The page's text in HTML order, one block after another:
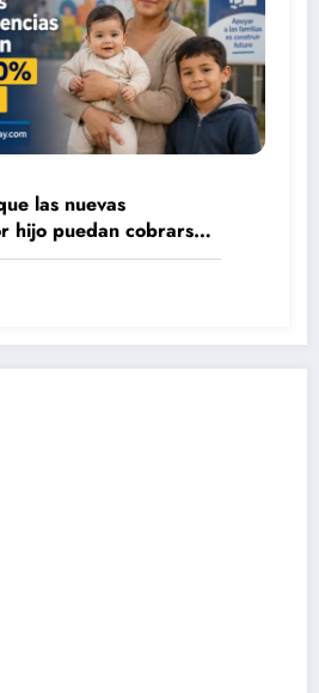
las nuevas
hijo puedan cobrarse
qué cambiaría desde